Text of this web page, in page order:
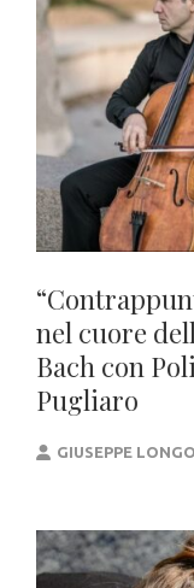
nel cuore
Bach con
Pugliaro
GIUSEPPE LONGO